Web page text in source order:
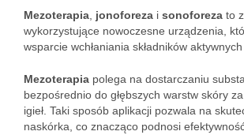
Mezoterapia jonoforeza i sonoforeza to
wykorzystujące nowoczesne urządzenia,
wsparcie wchłaniania składników
Mezoterapia polega na dostarczaniu
bezpośrednio do głębszych warstw skóry
igieł. Taki sposób aplikacji pozwala na
naskórka, co znacząco podnosi